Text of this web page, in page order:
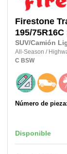
Firestone
195/75R16C
SUV/Camión
All-Season /
C BSW
Número de
Disponible